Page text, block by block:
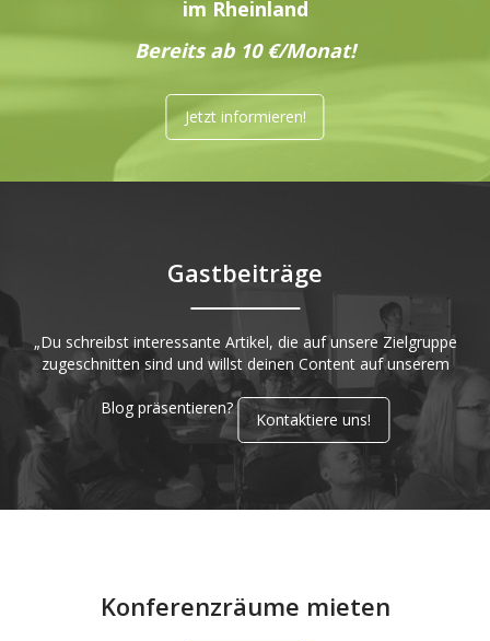
im Rheinland
Bereits ab 10 €/Monat!
Jetzt informieren!
Gastbeiträge
„Du schreibst interessante Artikel, die auf unsere Zielgruppe
zugeschnitten sind und willst deinen Content auf unserem
Blog präsentieren?
Kontaktiere uns!
Konferenzräume mieten